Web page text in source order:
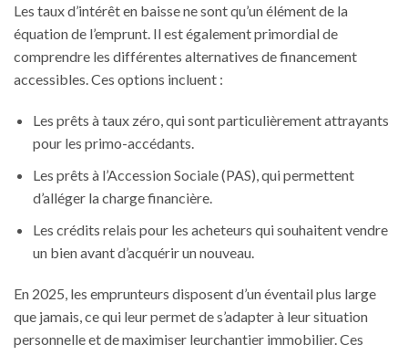
Les taux d’intérêt en baisse ne sont qu’un élément de la
équation de l’emprunt. Il est également primordial de
comprendre les différentes alternatives de financement
accessibles. Ces options incluent :
Les prêts à taux zéro, qui sont particulièrement attrayants
pour les primo-accédants.
Les prêts à l’Accession Sociale (PAS), qui permettent
d’alléger la charge financière.
Les crédits relais pour les acheteurs qui souhaitent vendre
un bien avant d’acquérir un nouveau.
En 2025, les emprunteurs disposent d’un éventail plus large
que jamais, ce qui leur permet de s’adapter à leur situation
personnelle et de maximiser leurchantier immobilier. Ces